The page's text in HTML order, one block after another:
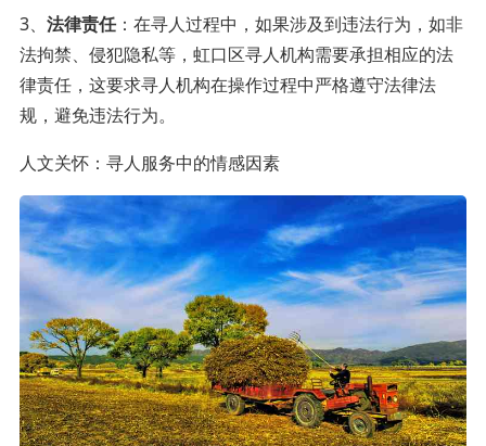
3、 法律责任：在寻人过程中，如果涉及到违法行为，如非
法拘禁、侵犯隐私等，虹口区寻人机构需要承担相应的法
律责任，这要求寻人机构在操作过程中严格遵守法律法
规，避免违法行为。
人文关怀：寻人服务中的情感因素